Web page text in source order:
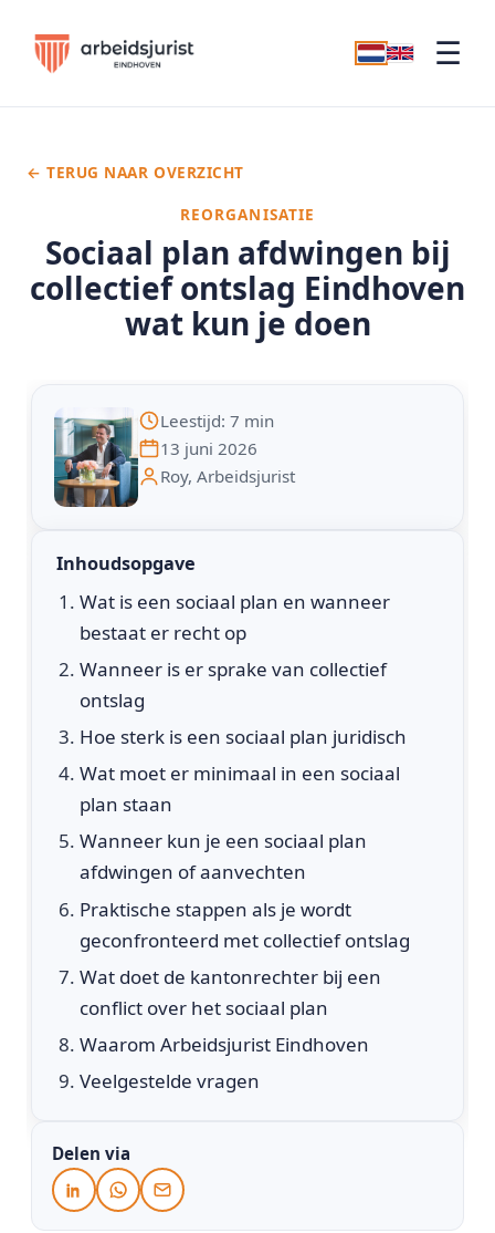
☰
Sociaal plan afdwingen bij
collectief ontslag Eindhoven
wat kun je doen
← TERUG NAAR OVERZICHT
REORGANISATIE
Leestijd: 7 min
13 juni 2026
Roy, Arbeidsjurist
Inhoudsopgave
Wat is een sociaal plan en wanneer
bestaat er recht op
Wanneer is er sprake van collectief
ontslag
Hoe sterk is een sociaal plan juridisch
Wat moet er minimaal in een sociaal
plan staan
Wanneer kun je een sociaal plan
afdwingen of aanvechten
Praktische stappen als je wordt
geconfronteerd met collectief ontslag
Wat doet de kantonrechter bij een
conflict over het sociaal plan
Waarom Arbeidsjurist Eindhoven
Veelgestelde vragen
Delen via